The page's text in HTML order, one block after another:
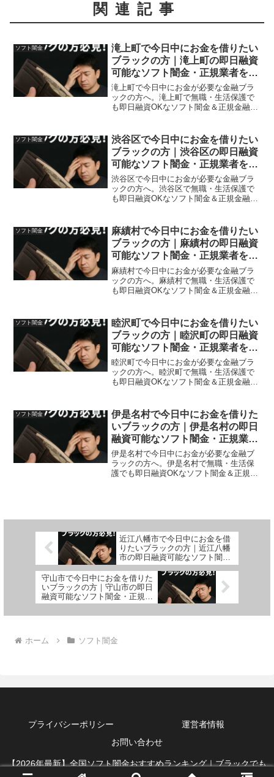
関連記事
ソフト闇金
滝上町で今日中にお金を借りたい
ブラックの方｜滝上町の即日融資
可能なソフト闇金・正規業者を紹
介！
滝上町で今日中にお金が必要な金融ブラ
ックの方へ。滝上町で無職・生活保護で
も即日融資OKなソフト闇金＆正規金融を
ソフト闇金
渋谷区で今日中にお金を借りたい
ブラックの方｜渋谷区の即日融資
可能なソフト闇金・正規業者を紹
介！
渋谷区で今日中にお金が必要な金融ブラ
ックの方へ。渋谷区で無職・生活保護で
も即日融資OKなソフト闇金＆正規金融を
ソフト闇金
麻績村で今日中にお金を借りたい
ブラックの方｜麻績村の即日融資
可能なソフト闇金・正規業者を紹
介！
麻績村で今日中にお金が必要な金融ブラ
ックの方へ。麻績村で無職・生活保護で
も即日融資OKなソフト闇金＆正規金融を
ソフト闇金
睦沢町で今日中にお金を借りたい
ブラックの方｜睦沢町の即日融資
可能なソフト闇金・正規業者を紹
介！
睦沢町で今日中にお金が必要な金融ブラ
ックの方へ。睦沢町で無職・生活保護で
も即日融資OKなソフト闇金＆正規金融を
ソフト闇金
伊是名村で今日中にお金を借りた
いブラックの方｜伊是名村の即日
融資可能なソフト闇金・正規業者
を紹介！
伊是名村で今日中にお金が必要な金融ブ
ラックの方へ。伊是名村で無職・生活保
護でも即日融資OKなソフト闇金＆正規金
近江八幡市で今日中にお金を借
りたいブラックの方｜近江八幡
市の即日融資可能なソフト闇
金・正規業者を紹介！
守山市で今日中にお金を借りた
いブラックの方｜守山市の即日
融資可能なソフト闇金・正規業
者を紹介！
ホーム ソフト闇金
プライバシーポリシー
運営者情報
お問い合わせ
【2026年最新】全国ソフト闇金おすすめランキング｜ブラックでも